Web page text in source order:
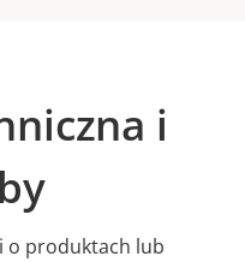
i
o produktach lub